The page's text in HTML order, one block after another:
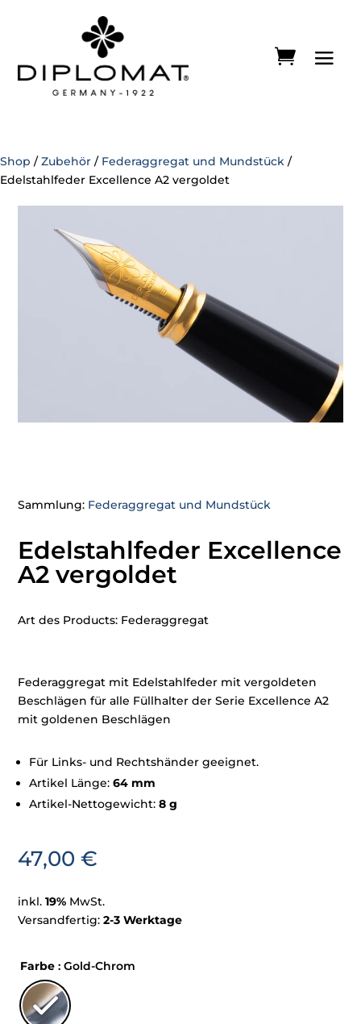
Shop / Zubehör / Federaggregat und Mundstück /
Edelstahlfeder Excellence A2 vergoldet
Sammlung: Federaggregat und Mundstück
Edelstahlfeder Excellence
A2 vergoldet
Art des Products: Federaggregat
Federaggregat mit Edelstahlfeder mit vergoldeten
Beschlägen für alle Füllhalter der Serie Excellence A2
mit goldenen Beschlägen
Für Links- und Rechtshänder geeignet.
Artikel Länge:64 mm
Artikel-Nettogewicht:8 g
47,00€
inkl.19% MwSt.
Versandfertig:2-3 Werktage
Farbe : Gold-Chrom